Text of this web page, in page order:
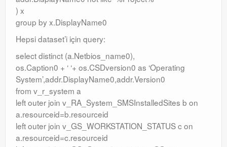
) x
group by x.DisplayName0
Hepsi dataset’i için query:
select distinct (a.Netbios_name0),
os.Caption0 + ‘ ‘+ os.CSDversion0 as ‘Operating
System’,addr.DisplayName0,addr.Version0
from v_r_system a
left outer join v_RA_System_SMSInstalledSites b on
a.resourceid=b.resourceid
left outer join v_GS_WORKSTATION_STATUS c on
a.resourceid=c.resourceid